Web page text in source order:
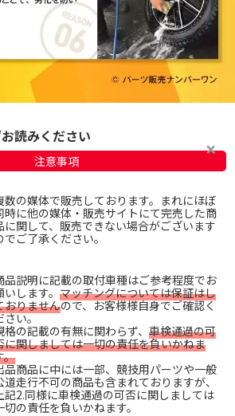
読みください
注意事項
数の媒体で販売しております。まれにほぼ
時に他の媒体・販売サイトにて完売した商
に関して、販売できない場合がございます
でご了承ください。
品説明に記載の取付車種はご参考程度でお
いします。 マッチングについては保証はし
おりませんので、お客様様自身でご確認く
さい。
格の記載の有無に関わらず、 車検通過の可
に関しましては一切の責任を負いかねま
。
品商品に中には一部、競技用パーツや一般
道走行不可の商品も含まれておりますが、
記2.同様に車検通過の可否に関しましては
切の責任を負いかねます。